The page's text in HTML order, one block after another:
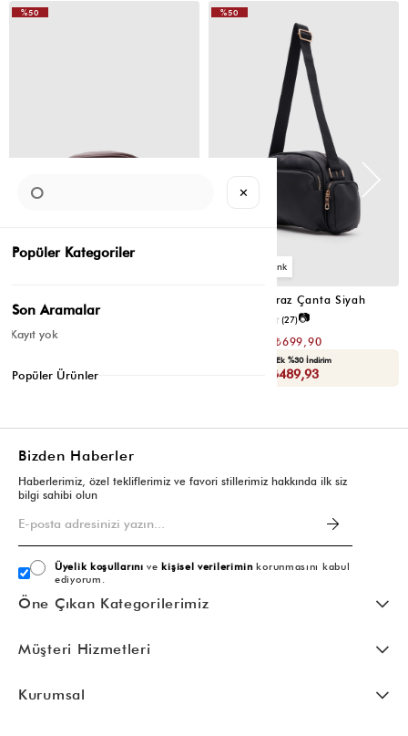
₺1.399,80
Sepette : ₺489,93
%50
Montes Çapraz Çanta Siyah
(27)📷
₺699,90
Seçili Ürünlerde Ek %30 İndirim
Sepette : ₺489,93
%50
Bizden Haberler
Haberlerimiz, özel tekliflerimiz ve favori stillerimiz hakkında ilk siz
bilgi sahibi olun
Üyelik koşullarını vekişisel verileriminkorunmasını kabul
ediyorum.
Öne Çıkan Kategorilerimiz
Müşteri Hizmetleri
Kurumsal
✕
Popüler Kategoriler
Son Aramalar
Kayıt yok
Popüler Ürünler